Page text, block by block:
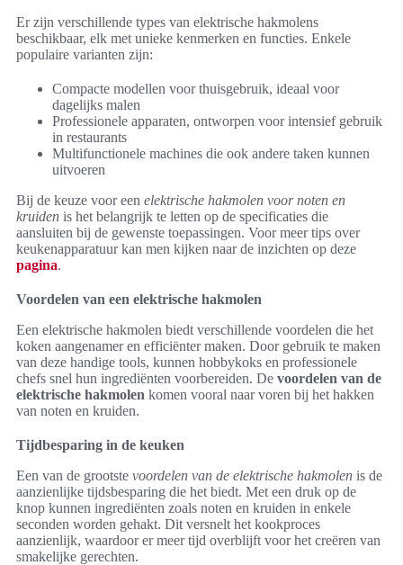
Er zijn verschillende types van elektrische hakmolens
beschikbaar, elk met unieke kenmerken en functies. Enkele
populaire varianten zijn:
Compacte modellen voor thuisgebruik, ideaal voor
dagelijks malen
Professionele apparaten, ontworpen voor intensief gebruik
in restaurants
Multifunctionele machines die ook andere taken kunnen
uitvoeren
Bij de keuze voor een elektrische hakmolen voor noten en
kruiden is het belangrijk te letten op de specificaties die
aansluiten bij de gewenste toepassingen. Voor meer tips over
keukenapparatuur kan men kijken naar de inzichten op deze
pagina.
Voordelen van een elektrische hakmolen
Een elektrische hakmolen biedt verschillende voordelen die het
koken aangenamer en efficiënter maken. Door gebruik te maken
van deze handige tools, kunnen hobbykoks en professionele
chefs snel hun ingrediënten voorbereiden. De voordelen van de
elektrische hakmolen komen vooral naar voren bij het hakken
van noten en kruiden.
Tijdbesparing in de keuken
Een van de grootste voordelen van de elektrische hakmolen is de
aanzienlijke tijdsbesparing die het biedt. Met een druk op de
knop kunnen ingrediënten zoals noten en kruiden in enkele
seconden worden gehakt. Dit versnelt het kookproces
aanzienlijk, waardoor er meer tijd overblijft voor het creëren van
smakelijke gerechten.